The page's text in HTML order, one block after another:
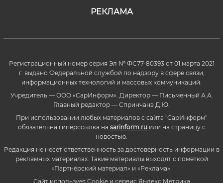
РЕКЛАМА
Регистрационный номер серия Эл № ФС77-80393 от 01 марта 2021
г. выдано Федеральной службой по надзору в сфере связи,
информационных технологий и массовых коммуникаций.
Учредитель — ООО «СарИнформ». Директор — Письменный А.А.
Главный редактор — Спринчанэ Д.Ю.
При использовании любых материалов с сайта "СарИнформ"
обязательна гиперссылка на sarinform.ruили на страницу с
новостью.
Редакция не несет ответственность за достоверность информации в
рекламных материалах. Такие материалы выходят с пометкой
«Партнёрский материал» и «Реклама».
Сайт использует Cookie и сервиc Яндекс.Метрика